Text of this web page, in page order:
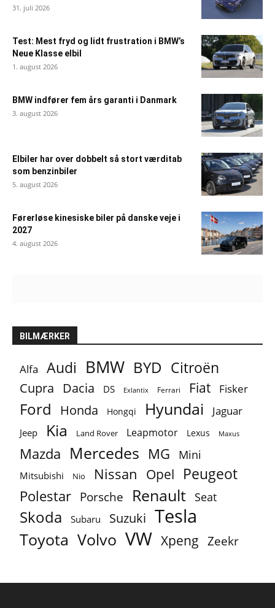
31. juli 2026
Test: Mest fryd og lidt frustration i BMW’s
Neue Klasse elbil
1. august 2026
BMW indfører fem års garanti i Danmark
3. august 2026
Elbiler har over dobbelt så stort værditab
som benzinbiler
5. august 2026
Førerløse kinesiske biler på danske veje i
2027
4. august 2026
BILMÆRKER
Alfa Audi BMW BYD Citroën
Cupra Dacia DS Exlantix Ferrari Fiat Fisker
Ford Honda Hongqi Hyundai Jaguar
Jeep Kia Land Rover Leapmotor Lexus Maxus
Mazda Mercedes MG Mini
Mitsubishi Nio Nissan Opel Peugeot
Polestar Porsche Renault Seat
Skoda Subaru Suzuki Tesla
Toyota Volvo VW Xpeng Zeekr